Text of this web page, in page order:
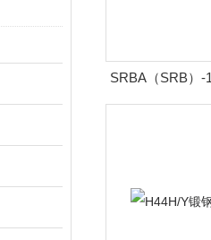
SRBA（SRB）-